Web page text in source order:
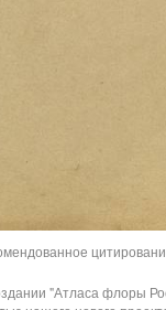
"Атласа флоры